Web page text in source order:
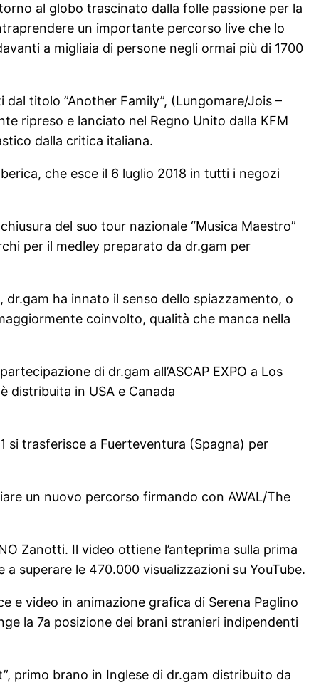
al globo trascinato dalla folle passione per la
un importante percorso live che lo
a migliaia di persone negli ormai più di 1700
titolo ”Another Family”, (Lungomare/Jois –
ripreso e lanciato nel Regno Unito dalla KFM
dalla critica italiana.
che esce il 6 luglio 2018 in tutti i negozi
del suo tour nazionale “Musica Maestro”
per il medley preparato da dr.gam per
ha innato il senso dello spiazzamento, o
coinvolto, qualità che manca nella
di dr.gam all’ASCAP EXPO a Los
distribuita in USA e Canada
si trasferisce a Fuerteventura (Spagna) per
un nuovo percorso firmando con AWAL/The
Zanotti. Il video ottiene l’anteprima sulla prima
superare le 470.000 visualizzazioni su YouTube.
e video in animazione grafica di Serena Paglino
la 7a posizione dei brani stranieri indipendenti
primo brano in Inglese di dr.gam distribuito da